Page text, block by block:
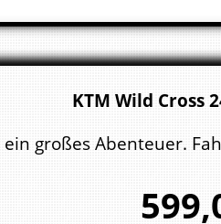
KTM Wild Cross
ein großes Abenteuer.
599,